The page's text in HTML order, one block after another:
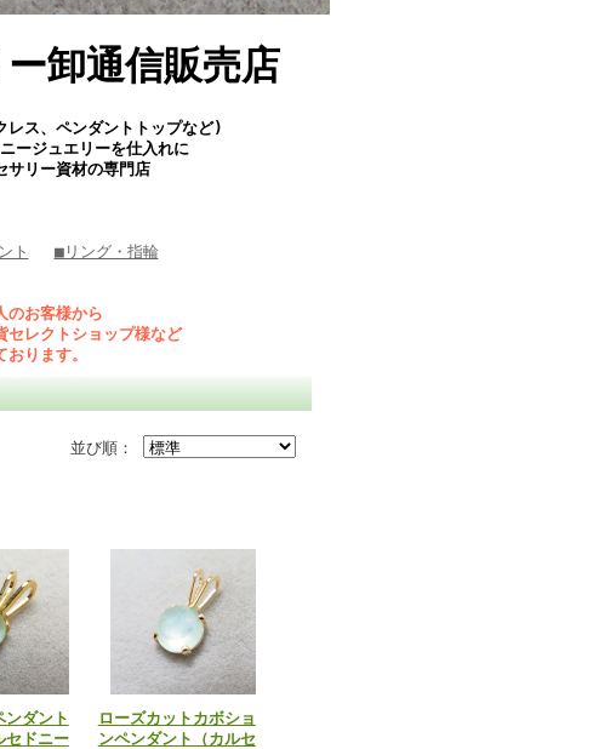
卸通信販売店
レス、ペンダントトップなど)
ージュエリーを仕入れに
サリー資材の専門店
ト ■リング・指輪
のお客様から
セレクトショップ様など
ります。
並び順：
ンダント
セドニー
ローズカットカボショ
ンペンダント（カルセ